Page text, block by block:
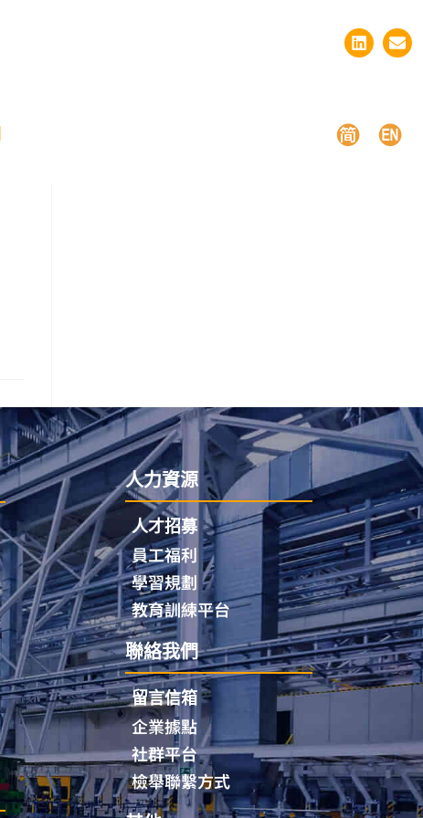
人力資源
人才招募
員工福利
學習規劃
教育訓練平台
聯絡我們
留言信箱
企業據點
社群平台
檢舉聯繫方式